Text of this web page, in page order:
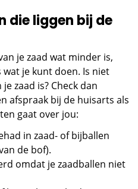
die liggen bij de
je zaad wat minder is,
je kunt doen. Is niet
zaad is? Check dan
afspraak bij de huisarts als
gaat over jou:
in zaad- of bijballen
de bof).
omdat je zaadballen niet